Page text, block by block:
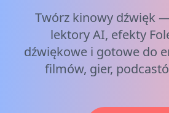
Twórz kinowy dźwięk
lektory AI, efekty
dźwiękowe i gotowe do
filmów, gier,